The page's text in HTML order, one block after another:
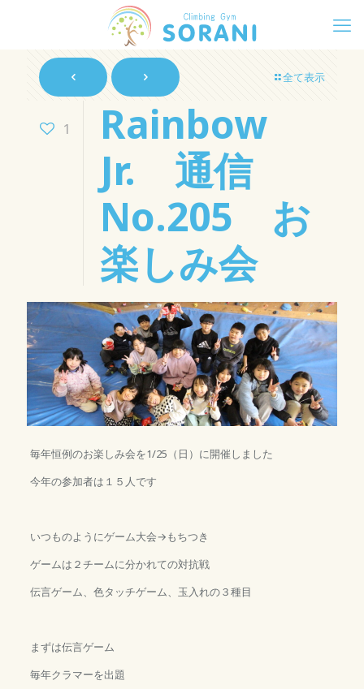
全て表示
1
Rainbow
Jr. 通信
No.205 お
楽しみ会
毎年恒例のお楽しみ会を1/25（日）に開催しました
今年の参加者は１５人です
いつものようにゲーム大会→もちつき
ゲームは２チームに分かれての対抗戦
伝言ゲーム、色タッチゲーム、玉入れの３種目
まずは伝言ゲーム
毎年クラマーを出題